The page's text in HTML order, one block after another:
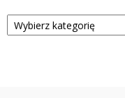
Kategorie